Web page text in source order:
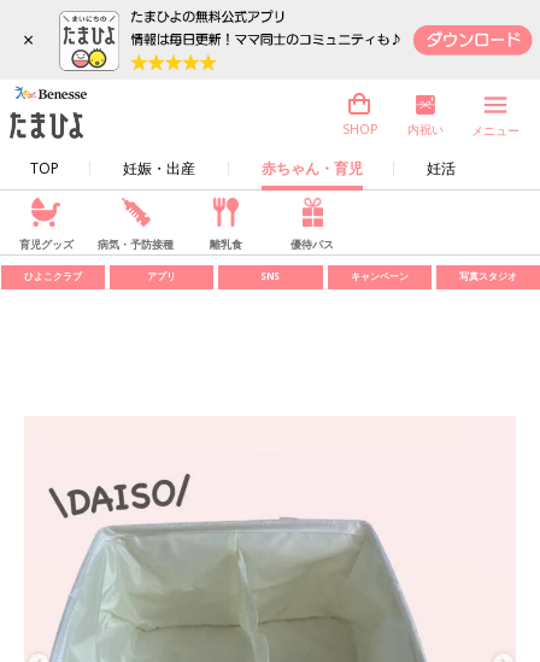
×
TOP 妊娠・出産 赤ちゃん・育児 妊活
SHOP 内祝い メニュー
育児グッズ 病気・予防接種 離乳食 優待パス
ひよこクラブ アプリ SNS キャンペーン 写真スタジオ